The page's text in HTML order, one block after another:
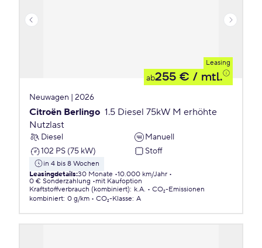
Leasing
ab255 € / mtl.
Neuwagen | 2026
Citroën Berlingo 1.5 Diesel 75kW M erhöhte
Nutzlast
Diesel
Manuell
102 PS (75 kW)
Stoff
in 4 bis 8 Wochen
Leasingdetails:30 Monate 10.000 km/Jahr
0 € Sonderzahlung
mit Kaufoption
Kraftstoffverbrauch (kombiniert): k.A.
CO₂-Emissionen
kombiniert: 0 g/km CO₂-Klasse: A